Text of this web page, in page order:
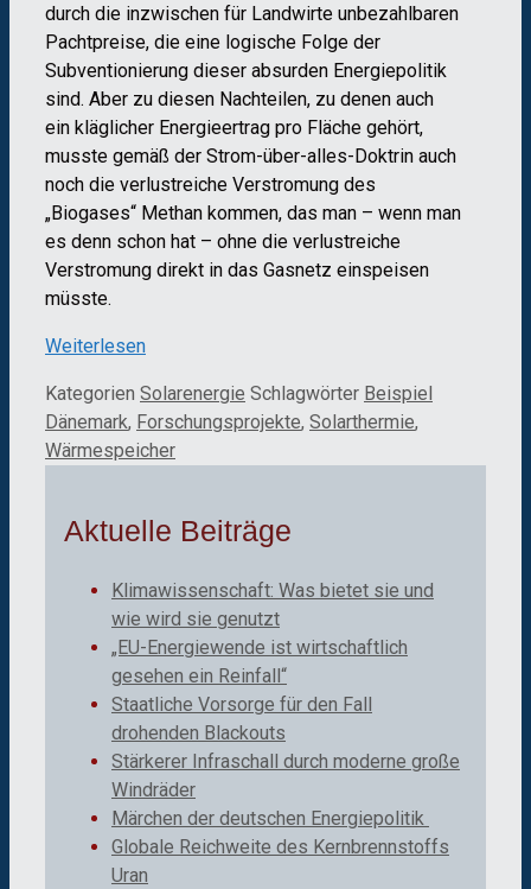
durch die inzwischen für Landwirte unbezahlbaren
Pachtpreise, die eine logische Folge der
Subventionierung dieser absurden Energiepolitik
sind. Aber zu diesen Nachteilen, zu denen auch
ein kläglicher Energieertrag pro Fläche gehört,
musste gemäß der Strom-über-alles-Doktrin auch
noch die verlustreiche Verstromung des
„Biogases“ Methan kommen, das man – wenn man
es denn schon hat – ohne die verlustreiche
Verstromung direkt in das Gasnetz einspeisen
müsste.
Weiterlesen
Kategorien Solarenergie Schlagwörter Beispiel
Dänemark, Forschungsprojekte, Solarthermie,
Wärmespeicher
Aktuelle Beiträge
Klimawissenschaft: Was bietet sie und
wie wird sie genutzt
„EU-Energiewende ist wirtschaftlich
gesehen ein Reinfall“
Staatliche Vorsorge für den Fall
drohenden Blackouts
Stärkerer Infraschall durch moderne große
Windräder
Märchen der deutschen Energiepolitik
Globale Reichweite des Kernbrennstoffs
Uran